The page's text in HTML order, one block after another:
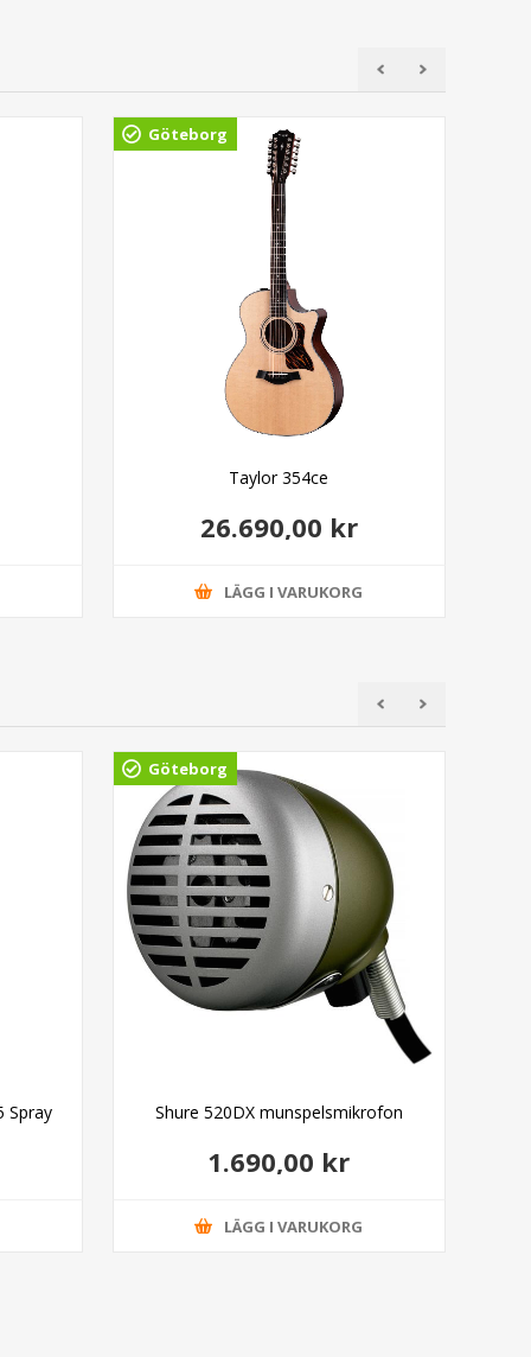
Göteborg
Taylor 354ce
26.690,00 kr
LÄGG I VARUKORG
Spray
Göteborg
Shure 520DX munspelsmikrofon
1.690,00 kr
LÄGG I VARUKORG